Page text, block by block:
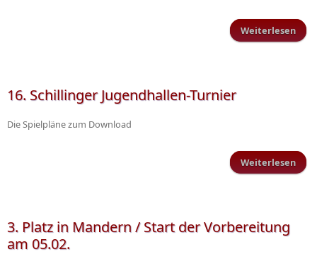
Weiterlesen
16. Schillinger Jugendhallen-Turnier
Die Spielpläne zum Download
Weiterlesen
3. Platz in Mandern / Start der Vorbereitung
am 05.02.